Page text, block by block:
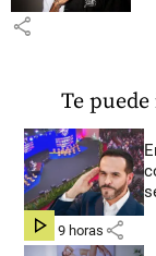
share
Te
hace 9 horas share